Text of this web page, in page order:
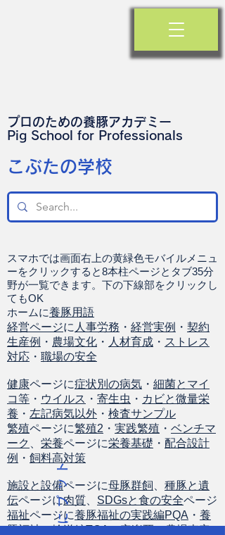
プロのための養豚アカデミー
​Pig School for Professionals
​こぶたの学校
スマホでは画面右上の黄緑色モバイルメニュ
ーをクリックすると8本柱ページとタブ35分
野が一覧できます。下の下線部をクリックし
てもOK
ホームに養豚用語
経営ページに 人事労務 ・ 経営実例 ・ 契約
生産例 ・ 農場文化 ・ 人材育成 ・ ストレス
対応 ・ 職場の安全
健康ページに症状別の病気 ・ 細菌とマイ
コ等 ・ ウイルス ・ 寄生虫 ・ カビと微量栄
養 ・ 左記病気以外 ・ 検査サンプル
繁殖ページに繁殖2 ・ 実践繁殖 ・ ベンチマ
ーク
栄養ページに栄養基礎 ・ 配合設計
例 ・ 飼料高対策
施設と設備ページに母豚群飼
種豚と遺
伝ページに肉質 SDGsと食の安全ページ
福祉ページに養豚福祉の実践編PQA ・ 養
豚福祉の輸送編TQA・安楽死・農場査定
ト
ッ
プ
に